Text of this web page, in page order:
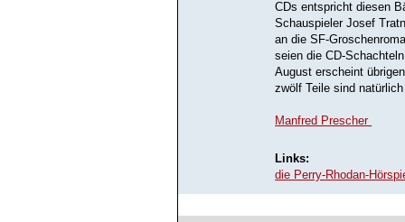
CDs entspricht diesen
Schauspieler Josef
an die SF-
seien die CD-
August erscheint
zwölf Teile sind
Manfred Prescher
Links:
die Perry-Rhodan-